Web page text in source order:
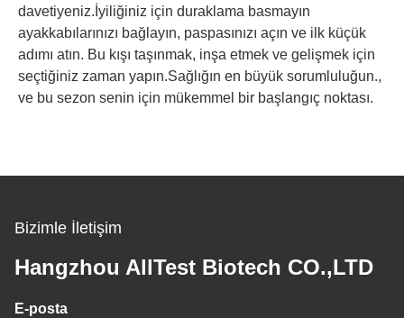
davetiyeniz.İyiliğiniz için duraklama basmayın
ayakkabılarınızı bağlayın, paspasınızı açın ve ilk küçük
adımı atın. Bu kışı taşınmak, inşa etmek ve gelişmek için
seçtiğiniz zaman yapın.Sağlığın en büyük sorumluluğun.,
ve bu sezon senin için mükemmel bir başlangıç noktası.
Bizimle İletişim
Hangzhou AllTest Biotech CO.,LTD
E-posta